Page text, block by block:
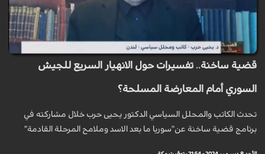
قضية ساخنة.. تفسيرات حول الانهيار السريع للجيش
السوري أمام المعارضة المسلحة؟
تحدث الكاتب والمحلل السياسي الدكتور يحيى حرب خلال مشاركته في
برنامج قضية ساخنة عن"سوريا ما بعد الاسد وملامح المرحلة القادمة"